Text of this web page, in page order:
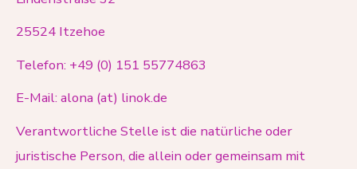
25524 Itzehoe
Telefon: +49 (0) 151 55774863
E-Mail: alona (at) linok.de
Verantwortliche Stelle ist die natürliche oder
juristische Person, die allein oder gemeinsam mit